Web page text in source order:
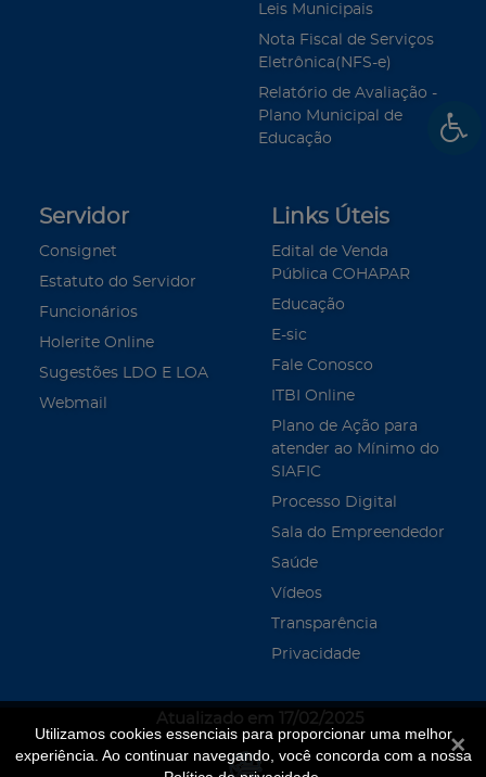
Utilizamos cookies essenciais para proporcionar uma melhor
experiência. Ao continuar navegando, você concorda com a nossa
Leis Municipais
Nota Fiscal de Serviços
Eletrônica(NFS-e)
Relatório de Avaliação -
Plano Municipal de
Educação
Servidor
Consignet
Estatuto do Servidor
Funcionários
Holerite Online
Sugestões LDO E LOA
Webmail
Links Úteis
Edital de Venda
Pública COHAPAR
Educação
E-sic
Fale Conosco
ITBI Online
Plano de Ação para
atender ao Mínimo do
SIAFIC
Processo Digital
Sala do Empreendedor
Saúde
Vídeos
Transparência
Privacidade
Atualizado em 17/02/2025